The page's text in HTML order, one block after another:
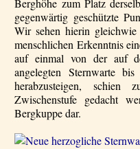
Berghöhe zum Platz
gegenwärtig geschützte
Wir sehen hierin
menschlichen Erkenntnis
auf einmal von der auf
angelegten Sternwarte
herabzusteigen,
Zwischenstufe gedacht
Bergkuppe dar.